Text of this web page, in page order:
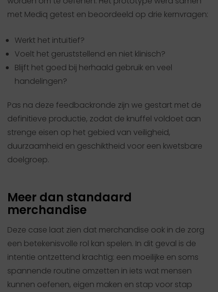
met Mediq getest en beoordeeld op drie kernvragen:
Werkt het intuïtief?
Voelt het geruststellend en niet klinisch?
Blijft het goed bij herhaald gebruik en veel
handelingen?
Pas na deze feedbackronde zijn we gestart met de
definitieve productie, zodat de knuffel voldoet aan
strenge eisen op het gebied van veiligheid,
duurzaamheid en geschiktheid voor een kwetsbare
doelgroep.
Meer dan standaard
merchandise
Deze case laat zien dat merchandise ook in de zorg
een betekenisvolle rol kan spelen. In dit geval is de
intentie ontzettend krachtig: een moeilijke en soms
spannende routine omzetten in iets wat mensen
kunnen oefenen, eigen maken en stap voor stap